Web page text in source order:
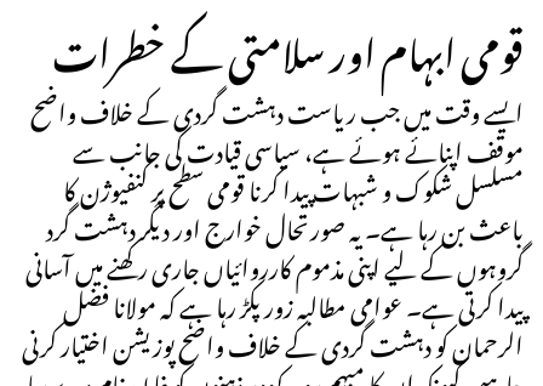
قومی ابہام اور سلامتی کے خطرات
ایسے وقت میں جب ریاست دہشت گردی کے خلاف واضح
موقف اپنائے ہوئے ہے، سیاسی قیادت کی جانب سے
مسلسل شکوک و شبہات پیدا کرنا قومی سطح پر کنفیوژن کا
باعث بن رہا ہے۔ یہ صورتحال خوارج اور دیگر دہشت گرد
گروہوں کے لیے اپنی مذموم کارروائیاں جاری رکھنے میں آسانی
پیدا کرتی ہے۔ عوامی مطالبہ زور پکڑ رہا ہے کہ مولانا فضل
الرحمان کو دہشت گردی کے خلاف واضح پوزیشن اختیار کرنی